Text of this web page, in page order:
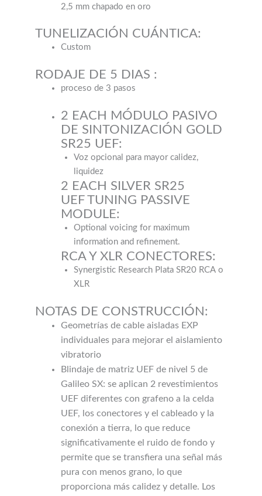
2,5 mm chapado en oro
TUNELIZACIÓN CUÁNTICA:
Custom
RODAJE DE 5 DIAS :
proceso de 3 pasos
2 EACH MÓDULO PASIVO
DE SINTONIZACIÓN GOLD
SR25 UEF:
Voz opcional para mayor calidez,
liquidez
2 EACH SILVER SR25
UEF TUNING PASSIVE
MODULE:
Optional voicing for maximum
information and refinement.
RCA Y XLR CONECTORES:
Synergistic Research Plata SR20 RCA o
XLR
NOTAS DE CONSTRUCCIÓN:
Geometrías de cable aisladas EXP
individuales para mejorar el aislamiento
vibratorio
Blindaje de matriz UEF de nivel 5 de
Galileo SX: se aplican 2 revestimientos
UEF diferentes con grafeno a la celda
UEF, los conectores y el cableado y la
conexión a tierra, lo que reduce
significativamente el ruido de fondo y
permite que se transfiera una señal más
pura con menos grano, lo que
proporciona más calidez y detalle. Los